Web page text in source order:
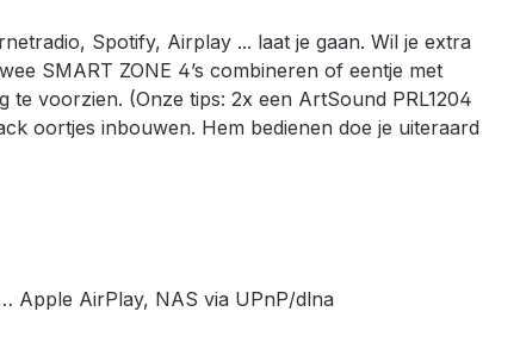
Spotify, Airplay ... laat je gaan. Wil je extra
SMART ZONE 4’s combineren of eentje met
voorzien. (Onze tips: 2x een ArtSound PRL1204
oortjes inbouwen. Hem bedienen doe je uiteraard
Apple AirPlay, NAS via UPnP/dlna